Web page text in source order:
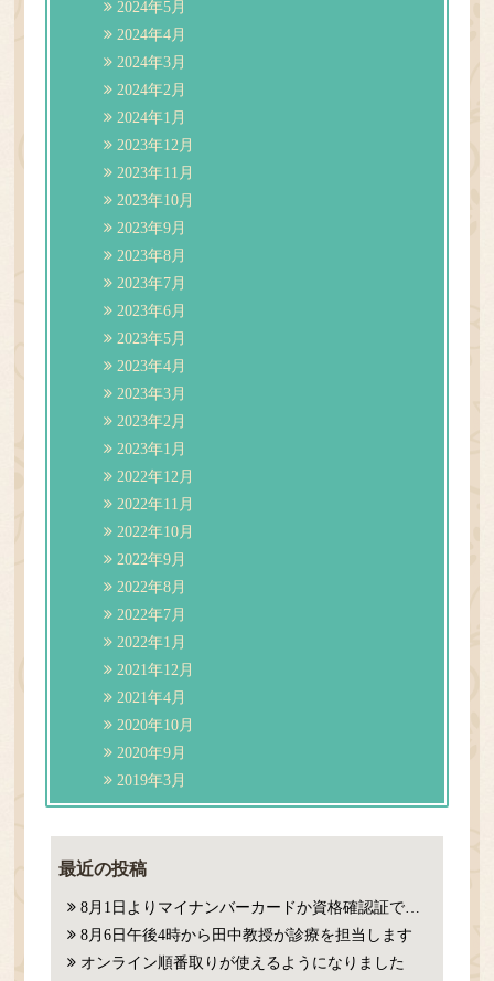
2024年5月
2024年4月
2024年3月
2024年2月
2024年1月
2023年12月
2023年11月
2023年10月
2023年9月
2023年8月
2023年7月
2023年6月
2023年5月
2023年4月
2023年3月
2023年2月
2023年1月
2022年12月
2022年11月
2022年10月
2022年9月
2022年8月
2022年7月
2022年1月
2021年12月
2021年4月
2020年10月
2020年9月
2019年3月
最近の投稿
8月1日よりマイナンバーカードか資格確認証での確認が必要になります。
8月6日午後4時から田中教授が診療を担当します
オンライン順番取りが使えるようになりました